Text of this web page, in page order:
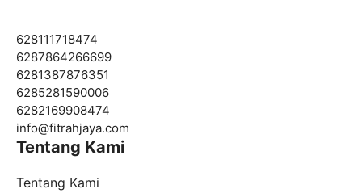
628111718474
6287864266699
6281387876351
6285281590006
6282169908474
info@fitrahjaya.com
Tentang Kami
Tentang Kami